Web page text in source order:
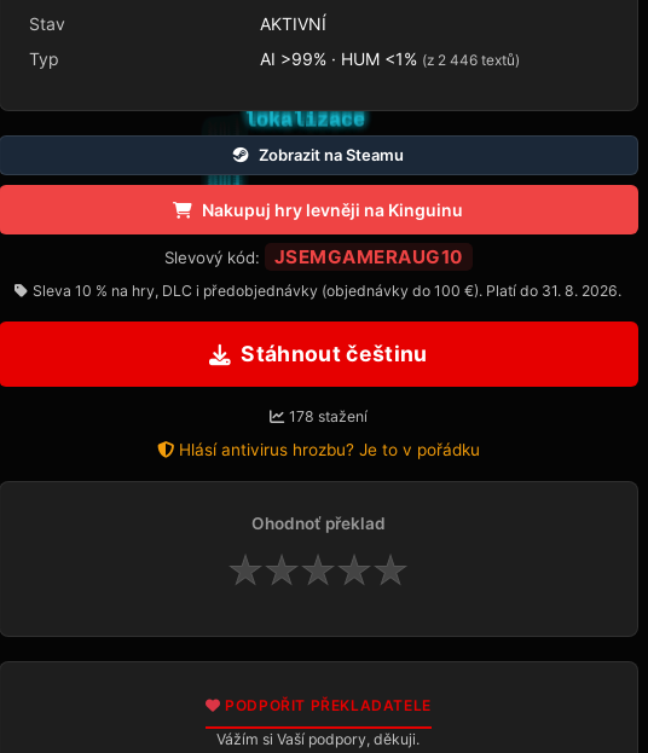
Stav
AKTIVNÍ
Typ
AI >99% · HUM <1% (z 2 446 textů)
Zobrazit na Steamu
Nakupuj hry levněji na Kinguinu
Slevový kód: JSEMGAMERAUG10
Sleva 10 % na hry, DLC i předobjednávky (objednávky do 100 €). Platí do 31. 8. 2026.
Stáhnout češtinu
178 stažení
Hlásí antivirus hrozbu? Je to v pořádku
Ohodnoť překlad
★★★★★
PODPOŘIT PŘEKLADATELE
Vážím si Vaší podpory, děkuji.